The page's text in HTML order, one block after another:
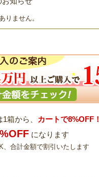
りません。
箱から、
カートで8%OFF！
になります
合計金額で割引いたします